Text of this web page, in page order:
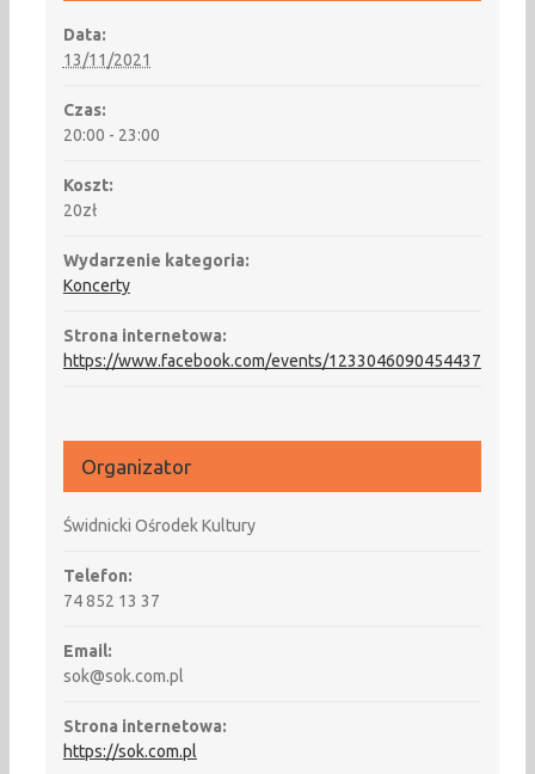
Data:
13/11/2021
Czas:
20:00 - 23:00
Koszt:
20zł
Wydarzenie kategoria:
Koncerty
Strona internetowa:
https://www.facebook.com/events/1233046090454437
Organizator
Świdnicki Ośrodek Kultury
Telefon:
74 852 13 37
Email:
sok@sok.com.pl
Strona internetowa:
https://sok.com.pl